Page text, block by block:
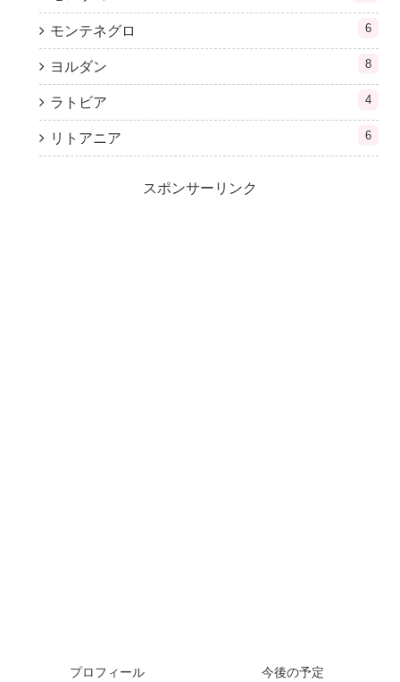
モンテネグロ 6
ヨルダン 8
ラトビア 4
リトアニア 6
スポンサーリンク
プロフィール 今後の予定